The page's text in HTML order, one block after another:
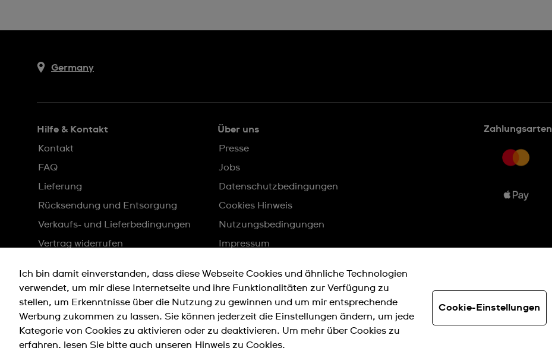
Germany
Hilfe & Kontakt
Kontakt
FAQ
Lieferung
Rücksendung und Entsorgung
Verkaufs- und Lieferbedingungen
Vertrag widerrufen
Über uns
Presse
Jobs
Datenschutzbedingungen
Cookies Hinweis
Nutzungsbedingungen
Impressum
Zahlungsarten
SWISS MADE
© SWATCH AG 2026, ALLE RECHTE VORBEHALTEN: SWISS WATCHES
Ich bin damit einverstanden, dass diese Webseite Cookies und ähnliche Technologien
verwendet, um mir diese Internetseite und ihre Funktionalitäten zur Verfügung zu
stellen, um Erkenntnisse über die Nutzung zu gewinnen und um mir entsprechende
Werbung zukommen zu lassen. Sie können jederzeit die Einstellungen ändern, um jede
Kategorie von Cookies zu aktivieren oder zu deaktivieren. Um mehr über Cookies zu
erfahren, lesen Sie bitte auch unseren Hinweis zu Cookies.
Cookie-Einstellungen